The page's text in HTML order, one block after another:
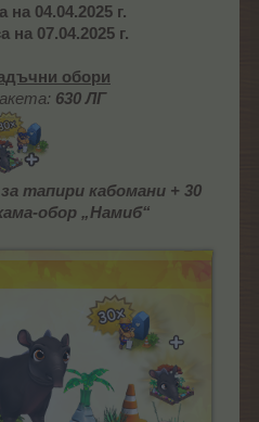
на 04.04.2025г.
на 07.04.2025г.
обори
630 ЛГ
тапири кабомани + 30
обор „Намиб“